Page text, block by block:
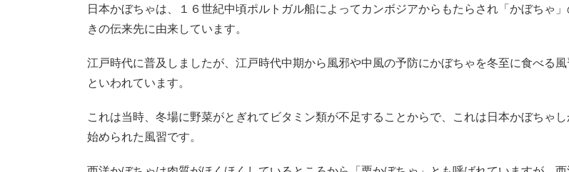
日本かぼちゃは、１６世紀中頃ポルトガル船によってカンボジアからもたらされ「かぼちゃ」
きの伝来先に由来しています。
江戸時代に普及しましたが、江戸時代中期から風邪や中風の予防にかぼちゃを冬至に食べる
といわれています。
これは当時、冬場に野菜がとぎれてビタミン類が不足することからで、これは日本かぼちゃ
始められた風習です。